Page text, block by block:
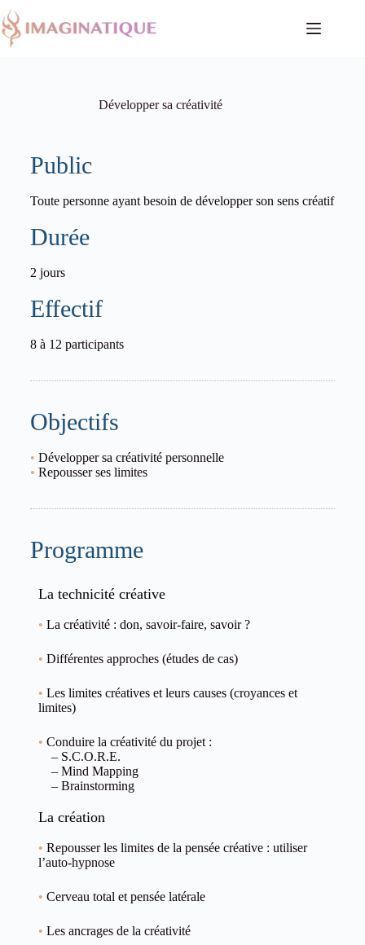
Développer sa créativité
Public
Toute personne ayant besoin de développer son sens créatif
Durée
2 jours
Effectif
8 à 12 participants
Objectifs
• Développer sa créativité personnelle
• Repousser ses limites
Programme
La technicité créative
• La créativité : don, savoir-faire, savoir ?
• Différentes approches (études de cas)
• Les limites créatives et leurs causes (croyances et
limites)
• Conduire la créativité du projet :
– S.C.O.R.E.
– Mind Mapping
– Brainstorming
La création
• Repousser les limites de la pensée créative : utiliser
l’auto-hypnose
• Cerveau total et pensée latérale
• Les ancrages de la créativité